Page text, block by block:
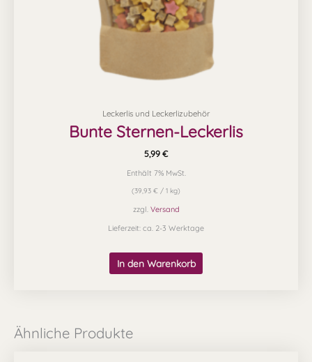
Leckerlis und Leckerlizubehör
Bunte Sternen-Leckerlis
5,99 €
Enthält 7% MwSt.
(39,93 € / 1 kg)
zzgl. Versand
Lieferzeit: ca. 2-3 Werktage
In den Warenkorb
Ähnliche Produkte